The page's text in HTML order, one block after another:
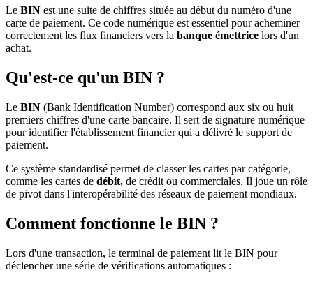
Le BIN est une suite de chiffres située au début du numéro d'une
carte de paiement. Ce code numérique est essentiel pour acheminer
correctement les flux financiers vers la banque émettrice lors d'un
achat.
Qu'est-ce qu'un BIN ?
Le BIN (Bank Identification Number) correspond aux six ou huit
premiers chiffres d'une carte bancaire. Il sert de signature numérique
pour identifier l'établissement financier qui a délivré le support de
paiement.
Ce système standardisé permet de classer les cartes par catégorie,
comme les cartes de débit, de crédit ou commerciales. Il joue un rôle
de pivot dans l'interopérabilité des réseaux de paiement mondiaux.
Comment fonctionne le BIN ?
Lors d'une transaction, le terminal de paiement lit le BIN pour
déclencher une série de vérifications automatiques :